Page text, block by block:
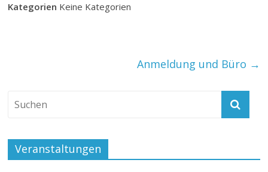
Kategorien Keine Kategorien
Anmeldung und Büro →
Veranstaltungen